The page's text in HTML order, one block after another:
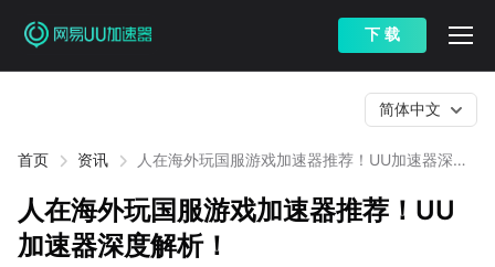
下 载
首页 资讯
人在海外玩国服游戏加速器推荐！UU加速器深度
简体中文
人在海外玩国服游戏加速器推荐！UU
加速器深度解析！